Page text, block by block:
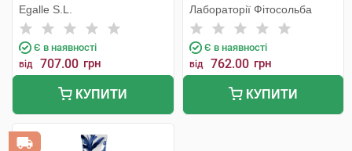
250 мл 1 флакон
Egalle S.L.
Є в наявності
від 707.00 грн
КУПИТИ
50 мл 1 туба
Лабораторії Фітосольба
Є в наявності
від 762.00 грн
КУПИТИ